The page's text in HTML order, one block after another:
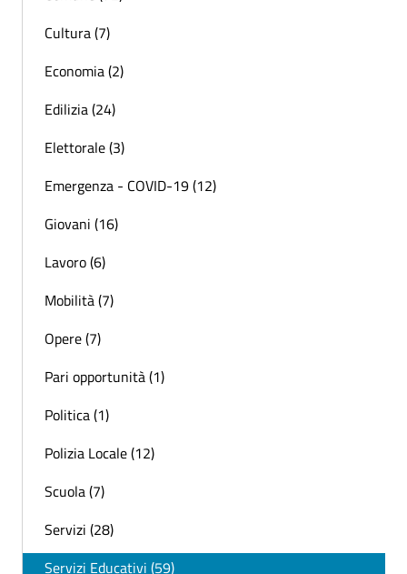
Cultura (7)
Economia (2)
Edilizia (24)
Elettorale (3)
Emergenza - COVID-19 (12)
Giovani (16)
Lavoro (6)
Mobilità (7)
Opere (7)
Pari opportunità (1)
Politica (1)
Polizia Locale (12)
Scuola (7)
Servizi (28)
Servizi Educativi (59)